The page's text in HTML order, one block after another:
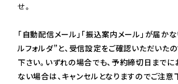
せ。
「自動配信メール」「振込案内メール」が届か
ルフォルダ”と、受信設定をご確認いただいた
下さい。いずれの場合でも、予約締切日まで
ない場合は、キャンセルとなりますのでご注意